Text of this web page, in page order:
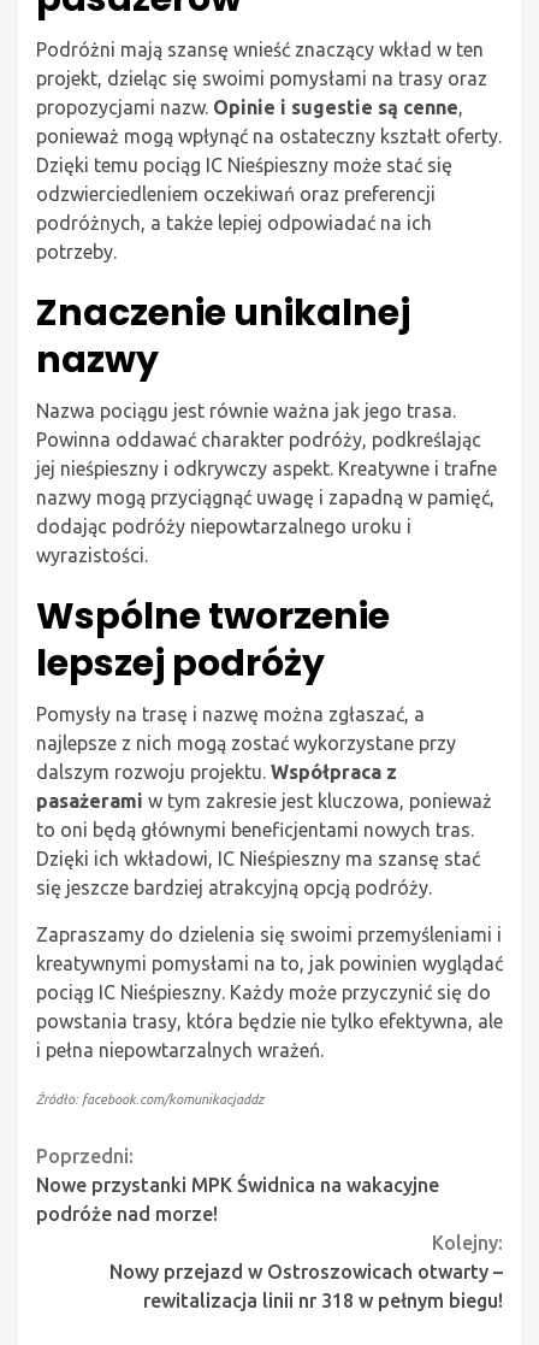
Podróżni mają szansę wnieść znaczący wkład w ten
projekt, dzieląc się swoimi pomysłami na trasy oraz
propozycjami nazw. Opinie i sugestie są cenne,
ponieważ mogą wpłynąć na ostateczny kształt oferty.
Dzięki temu pociąg IC Nieśpieszny może stać się
odzwierciedleniem oczekiwań oraz preferencji
podróżnych, a także lepiej odpowiadać na ich
potrzeby.
Znaczenie unikalnej
nazwy
Nazwa pociągu jest równie ważna jak jego trasa.
Powinna oddawać charakter podróży, podkreślając
jej nieśpieszny i odkrywczy aspekt. Kreatywne i trafne
nazwy mogą przyciągnąć uwagę i zapadną w pamięć,
dodając podróży niepowtarzalnego uroku i
wyrazistości.
Wspólne tworzenie
lepszej podróży
Pomysły na trasę i nazwę można zgłaszać, a
najlepsze z nich mogą zostać wykorzystane przy
dalszym rozwoju projektu. Współpraca z
pasażerami w tym zakresie jest kluczowa, ponieważ
to oni będą głównymi beneficjentami nowych tras.
Dzięki ich wkładowi, IC Nieśpieszny ma szansę stać
się jeszcze bardziej atrakcyjną opcją podróży.
Zapraszamy do dzielenia się swoimi przemyśleniami i
kreatywnymi pomysłami na to, jak powinien wyglądać
pociąg IC Nieśpieszny. Każdy może przyczynić się do
powstania trasy, która będzie nie tylko efektywna, ale
i pełna niepowtarzalnych wrażeń.
Źródło: facebook.com/komunikacjaddz
Continue
Reading
Poprzedni:
Nowe przystanki MPK Świdnica na wakacyjne
podróże nad morze!
Kolejny:
Nowy przejazd w Ostroszowicach otwarty –
rewitalizacja linii nr 318 w pełnym biegu!